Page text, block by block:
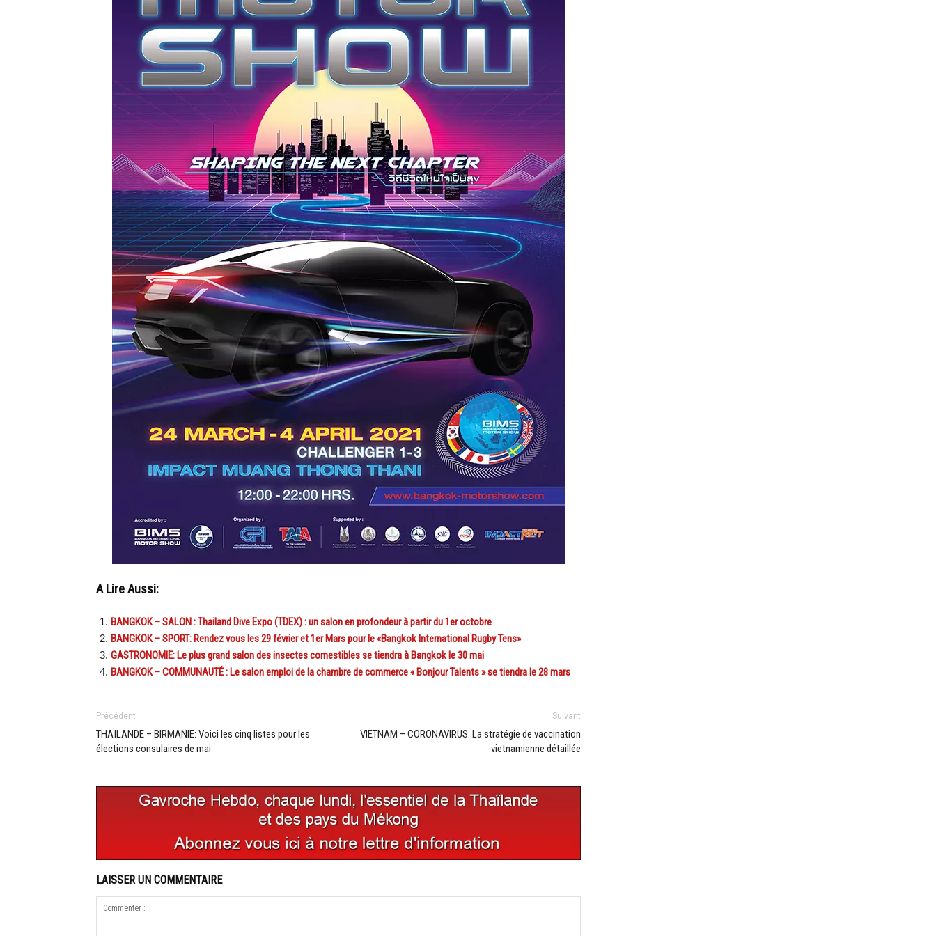
A Lire Aussi:
BANGKOK – SALON : Thailand Dive Expo (TDEX) : un salon en profondeur à partir du 1er octobre
BANGKOK – SPORT: Rendez vous les 29 février et 1er Mars pour le «Bangkok International Rugby Tens»
GASTRONOMIE: Le plus grand salon des insectes comestibles se tiendra à Bangkok le 30 mai
BANGKOK – COMMUNAUTÉ : Le salon emploi de la chambre de commerce « Bonjour Talents » se tiendra le 28 mars
Précédent
THAÏLANDE – BIRMANIE: Voici les cinq listes pour les
élections consulaires de mai
Suivant
VIETNAM – CORONAVIRUS: La stratégie de vaccination
vietnamienne détaillée
LAISSER UN COMMENTAIRE